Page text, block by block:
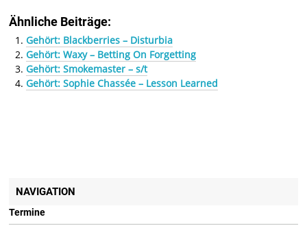
Ähnliche Beiträge:
Gehört: Blackberries – Disturbia
Gehört: Waxy – Betting On Forgetting
Gehört: Smokemaster – s/t
Gehört: Sophie Chassée – Lesson Learned
NAVIGATION
Termine